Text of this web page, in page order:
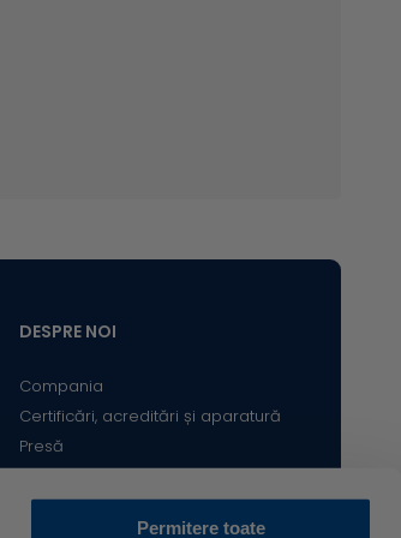
Permitere toate
DESPRE NOI
Compania
Certificări, acreditări și aparatură
Presă
Satisfacția Clientului
Cariere